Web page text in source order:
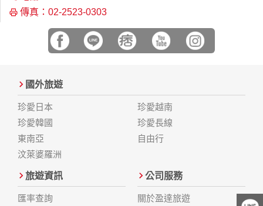
傳真：02-2523-0303
國外旅遊
珍愛日本
珍愛韓國
東南亞
汶萊婆羅洲
珍愛越南
珍愛長線
自由行
旅遊資訊
匯率查詢
公司服務
關於盈達旅遊